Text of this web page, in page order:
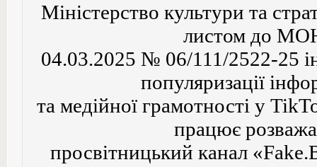
Міністерство культури та
листом до
04.03.2025 № 06/111/2522-25
популяризації
та медійної грамотності у
працює
просвітницький канал